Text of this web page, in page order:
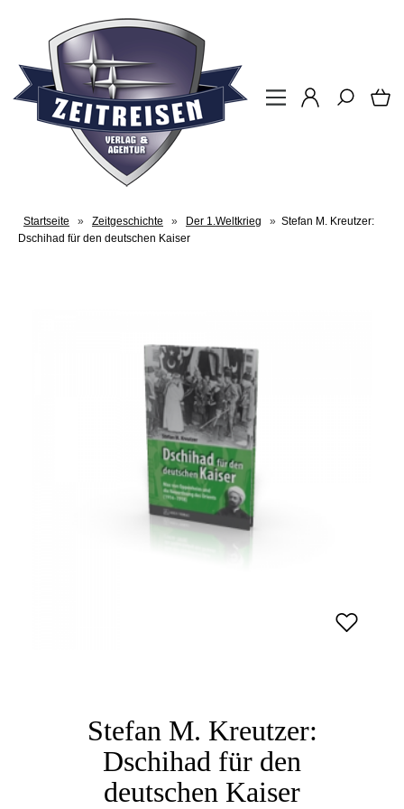
Startseite » Zeitgeschichte » Der 1.Weltkrieg » Stefan M. Kreutzer:
Dschihad für den deutschen Kaiser
Stefan M. Kreutzer:
Dschihad für den
deutschen Kaiser